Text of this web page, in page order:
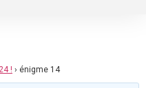
! › énigme 14